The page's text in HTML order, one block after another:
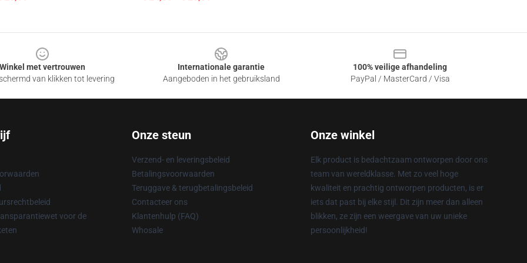
Winkel met vertrouwen
van klikken tot levering
Internationale garantie
Aangeboden in het gebruiksland
100% veilige afhandeling
PayPal / MasterCard / Visa
voor de
Onze steun
Verzend- en leveringsbeleid
Betalingsvoorwaarden
Teruggave & terugbetalingsbeleid
Contacteer ons
Klantenhulp (FAQ)
Whosale
Onze winkel
Elk product is bedachtzaam ontworpen door ons
team van wereldklasse. Met zo veel hoge
kwaliteit en prachtig ontworpen producten, is er
iets dat past bij elke stijl. Dit zijn meer dan alleen
blikken, ze zijn een weergave van uw unieke
persoonlijkheid!